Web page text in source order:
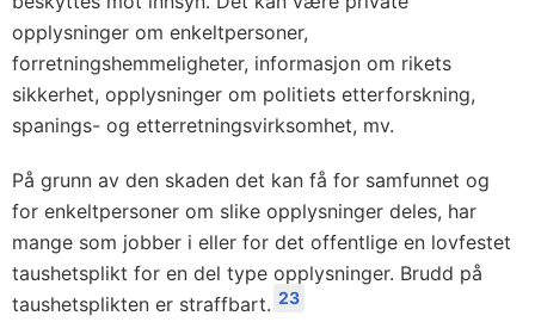
opplysninger om enkeltpersoner,
forretningshemmeligheter, informasjon om rikets
sikkerhet, opplysninger om politiets etterforskning,
spanings- og etterretningsvirksomhet, mv.
På grunn av den skaden det kan få for samfunnet og
for enkeltpersoner om slike opplysninger deles, har
mange som jobber i eller for det offentlige en lovfestet
taushetsplikt for en del type opplysninger. Brudd på
taushetsplikten er straffbart. 23